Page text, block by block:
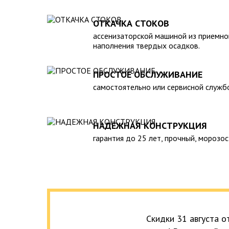
высокий средний срок службы;
удобство монтажа.
К недостаткам пластикового септика для дачи
профилактическое обслуживание (требуется
ассенизаторской машины), а также недостаточная
постоянного проживания. Поэтому установку его
ОТКАЧКА СТОКОВ
ассенизаторской машиной из
наполнения твердых осадков.
ПРОСТОЕ ОБСЛУЖИВАНИЕ
самостоятельно или сервисной
НАДЕЖНАЯ КОНСТРУКЦИЯ
гарантия до 25 лет, прочный,
Скидки 31 августа